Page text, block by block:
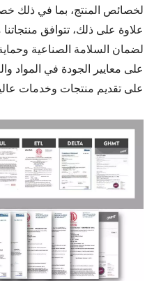
لخصائص المنتج، بما في ذلك
لضمان السلامة الصناعية
على معايير الجودة في المواد
على تقديم منتجات وخدمات